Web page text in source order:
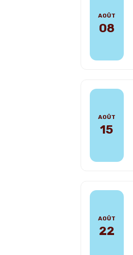
AOÛT
08
AOÛT
15
AOÛT
22